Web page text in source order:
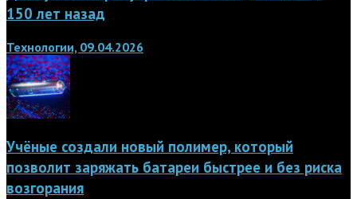
150 лет назад
Технологии, 09.04.2026
Учёные создали новый полимер, который
позволит заряжать батареи быстрее и без риска
возгорания